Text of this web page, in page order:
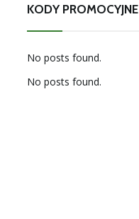
KODY PROMOCYJNE
No posts found.
No posts found.